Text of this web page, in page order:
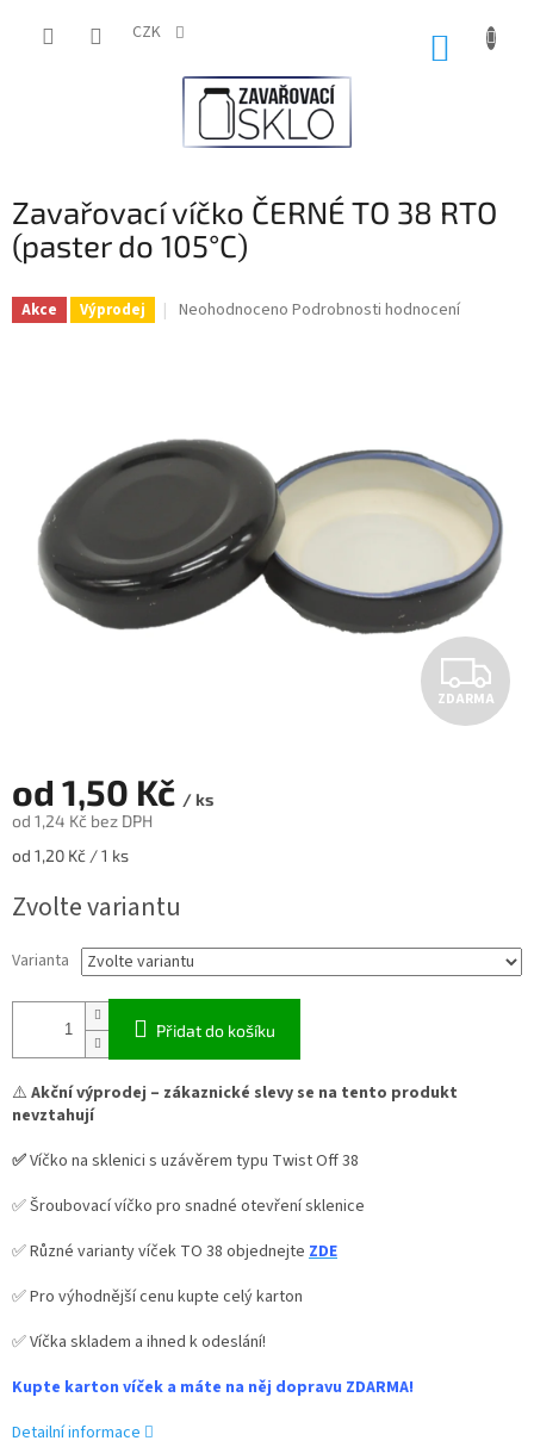
CZK
Zavařovací víčko ČERNÉ TO 38 RTO
(paster do 105°C)
Akce Výprodej
Průměrné
5
hvězdiček.
Neohodnoceno Podrobnosti hodnocení
Z
D
ZDARMA
od 1,50 Kč / ks
od 1,24 Kč bez DPH
Měrná
od 1,20 Kč / 1 ks
Zvolte variantu
Varianta
Přidat do košíku
⚠️ Akční výprodej – zákaznické slevy se na tento produkt
nevztahují
✅Víčko na sklenici s uzávěrem typu Twist Off 38
✅ Šroubovací víčko pro snadné otevření sklenice
✅ Různé varianty víček TO 38 objednejte ZDE
✅ Pro výhodnější cenu kupte celý karton
✅ Víčka skladem a ihned k odeslání!
Kupte karton víček a máte na něj dopravu ZDARMA!
Detailní informace